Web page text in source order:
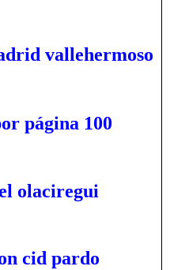
vallehermoso
página 100
olaciregui
cid pardo